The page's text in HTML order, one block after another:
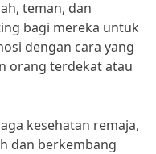
teman, dan
bagi mereka untuk
dengan cara yang
orang terdekat atau
kesehatan remaja,
dan berkembang